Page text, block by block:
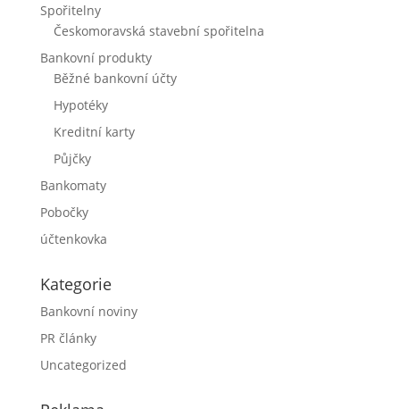
Spořitelny
Českomoravská stavební spořitelna
Bankovní produkty
Běžné bankovní účty
Hypotéky
Kreditní karty
Půjčky
Bankomaty
Pobočky
účtenkovka
Kategorie
Bankovní noviny
PR články
Uncategorized